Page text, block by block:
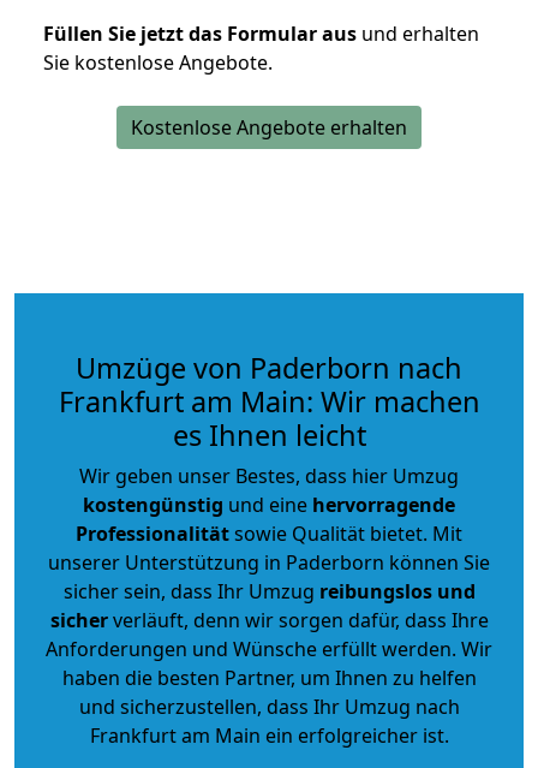
Füllen Sie jetzt das Formular aus und erhalten
Sie kostenlose Angebote.
Kostenlose Angebote erhalten
Umzüge von Paderborn nach
Frankfurt am Main: Wir machen
es Ihnen leicht
Wir geben unser Bestes, dass hier Umzug
kostengünstig und eine hervorragende
Professionalitätsowie Qualität bietet. Mit
unserer Unterstützung in Paderborn können Sie
sicher sein, dass Ihr Umzug reibungslos und
sicherverläuft, denn wir sorgen dafür, dass Ihre
Anforderungen und Wünsche erfüllt werden. Wir
haben die besten Partner, um Ihnen zu helfen
und sicherzustellen, dass Ihr Umzug nach
Frankfurt am Main ein erfolgreicher ist.